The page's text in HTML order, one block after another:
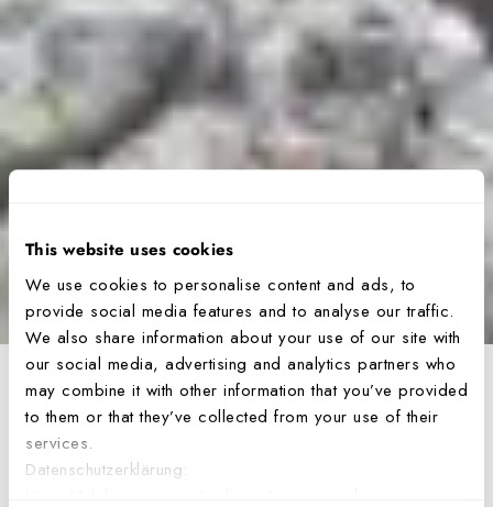
This website uses cookies
We use cookies to personalise content and ads, to
provide social media features and to analyse our traffic.
We also share information about your use of our site with
our social media, advertising and analytics partners who
may combine it with other information that you’ve provided
to them or that they’ve collected from your use of their
services.
Datenschutzerklärung:
Exklusives Interview
mit Bear Grylls